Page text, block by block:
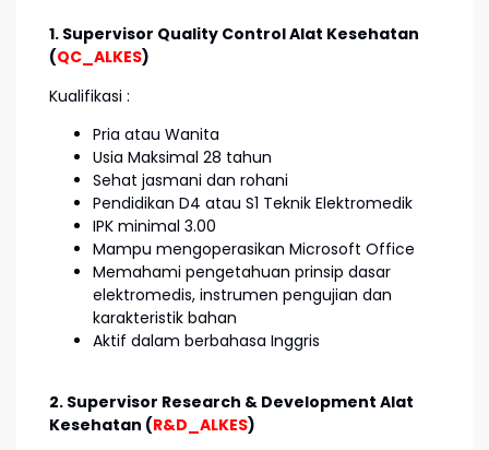
1. Supervisor Quality Control Alat Kesehatan
(QC_ALKES)
Kualifikasi :
Pria atau Wanita
Usia Maksimal 28 tahun
Sehat jasmani dan rohani
Pendidikan D4 atau S1 Teknik Elektromedik
IPK minimal 3.00
Mampu mengoperasikan Microsoft Office
Memahami pengetahuan prinsip dasar
elektromedis, instrumen pengujian dan
karakteristik bahan
Aktif dalam berbahasa Inggris
2. Supervisor Research & Development Alat
Kesehatan (R&D_ALKES)